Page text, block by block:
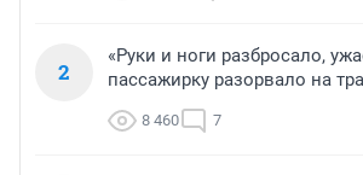
2
«Руки и ноги разбросало,
пассажирку разорвало на
8 460 7